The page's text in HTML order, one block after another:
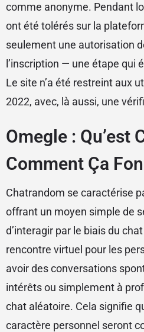
comme anonyme. Pendant
ont été tolérés sur la
seulement une autorisation
l’inscription — une étape qui
Le site n’a été restreint aux
2022, avec, là aussi, une
Omegle : Qu’est
Comment Ça
Chatrandom se caractérise
offrant un moyen simple de
d’interagir par le biais du
rencontre virtuel pour les
avoir des conversations
intérêts ou simplement à
chat aléatoire. Cela signifie
caractère personnel seront